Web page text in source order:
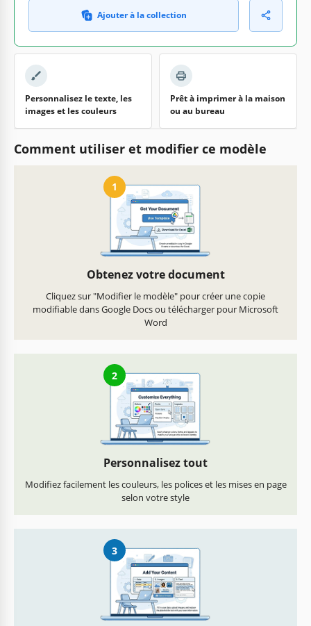
Ajouter à la collection
Personnalisez le texte, les
images et les couleurs
Prêt à imprimer à la maison
ou au bureau
Comment utiliser et modifier ce modèle
1
Obtenez votre document
Cliquez sur "Modifier le modèle" pour créer une copie
modifiable dans Google Docs ou télécharger pour Microsoft
Word
2
Personnalisez tout
Modifiez facilement les couleurs, les polices et les mises en page
selon votre style
3